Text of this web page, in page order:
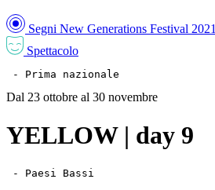
Segni New Generations Festival 2021
Spettacolo
- Prima nazionale
Dal 23 ottobre al 30 novembre
YELLOW | day 9
- Paesi Bassi